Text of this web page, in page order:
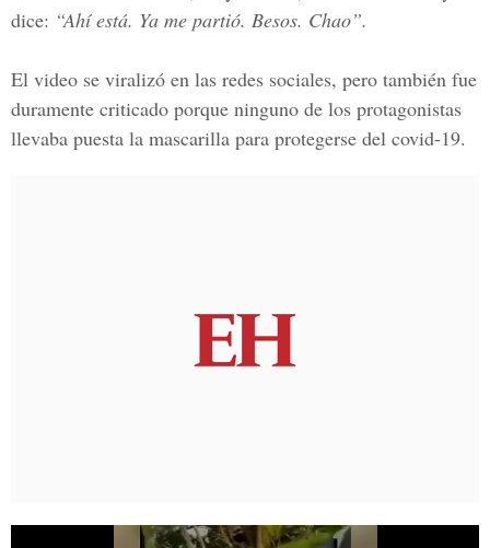
dice: “Ahí está. Ya me partió. Besos. Chao”.
El video se viralizó en las redes sociales, pero también fue
duramente criticado porque ninguno de los protagonistas
llevaba puesta la mascarilla para protegerse del covid-19.